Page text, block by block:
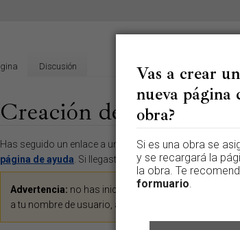
Creación de «Retablo
Ir
a
la
navegación
Ir
a
la
búsqueda
Has seguido un enlace a una página que aún no
página de ayuda. Si llegaste aquí por error, vuelve a la
Advertencia: no has iniciado sesión. Tu dirección IP
a tu nombre de usuario, además de otros beneficios.
Vas a crear
nueva página
obra?
Si es una obra se
y se recargará la
la obra. Te
formuario.
Discusión